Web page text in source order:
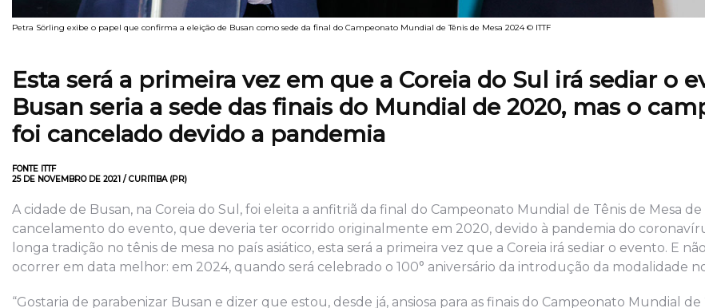
Petra Sörling exibe o papel que confirma a eleição de Busan como sede da final do Campeonato Mundial de Tênis de Mesa 2024 © ITTF
Esta será a primeira vez em que a Coreia do Sul irá sediar o
Busan seria a sede das finais do Mundial de 2020, mas o
foi cancelado devido a pandemia
FONTE ITTF
25 DE NOVEMBRO DE 2021 / CURITIBA (PR)
A cidade de Busan, na Coreia do Sul, foi eleita a anfitriã da final do Campeonato Mundial de Tênis de Mesa de
cancelamento do evento, que deveria ter ocorrido originalmente em 2020, devido à pandemia do
longa tradição no tênis de mesa no país asiático, esta será a primeira vez que a Coreia irá sediar o evento. E
ocorrer em data melhor: em 2024, quando será celebrado o 100° aniversário da introdução da modalidade
“Gostaria de parabenizar Busan e dizer que estou, desde já, ansiosa para as finais do Campeonato Mundial de